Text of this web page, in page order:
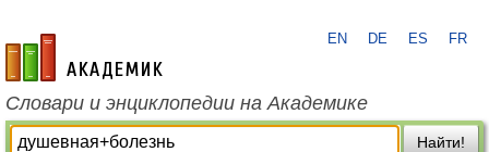
academic.ru
EN DE ES FR
Словари и энциклопедии на Академике
Найти!